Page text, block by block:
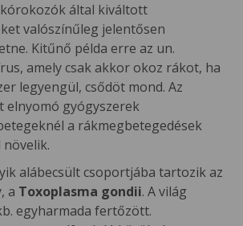
által kiváltott
valószínűleg jelentősen
Kitűnő példa erre az un.
amely csak akkor okoz rákot, ha
legyengül, csődöt mond. Az
elnyomó gyógyszerek
a rákmegbetegedések
növelik.
alábecsült csoportjába tartozik az
a Toxoplasma gondii. A világ
egyharmada fertőzött.